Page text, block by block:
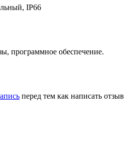
IP66
программное обеспечение.
перед тем как написать отзыв